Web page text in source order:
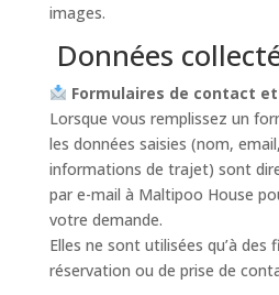
images.
Données
Formulaires de contact
Lorsque vous remplissez un
les données saisies (nom,
informations de trajet) sont
par e-mail à Maltipoo House
votre demande.
Elles ne sont utilisées qu’à des
réservation ou de prise de